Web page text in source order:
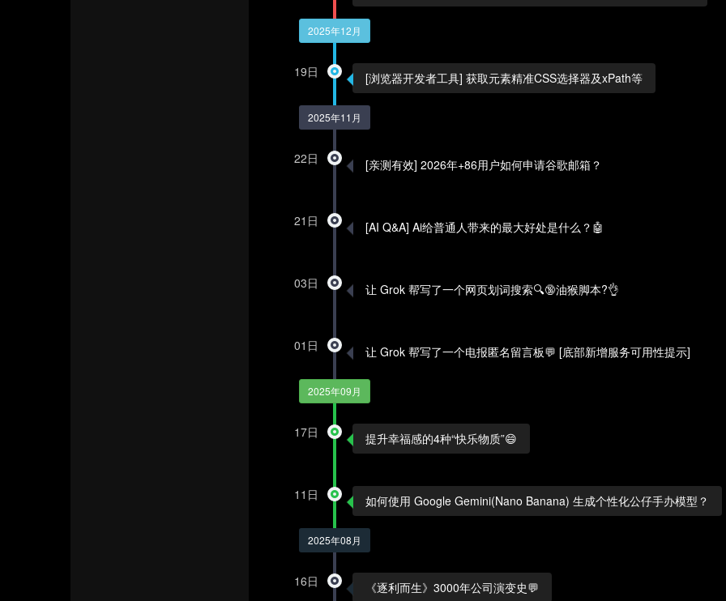
2025年12月
19日 [浏览器开发者工具] 获取元素精准CSS选择器及xPath等
2025年11月
22日 [亲测有效] 2026年+86用户如何申请谷歌邮箱？
21日 [AI Q&A] Ai给普通人带来的最大好处是什么？🤖
03日 让 Grok 帮写了一个网页划词搜索🔍🔞油猴脚本?👌
01日 让 Grok 帮写了一个电报匿名留言板💬 [底部新增服务可用性提示]
2025年09月
17日 提升幸福感的4种“快乐物质”😄
11日 如何使用 Google Gemini(Nano Banana) 生成个性化公仔手办模型？
2025年08月
16日 《逐利而生》3000年公司演变史💬